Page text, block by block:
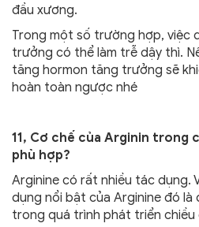
đầu xương.
Trong một số trường hợp, việc
trưởng có thể làm trễ dậy thì.
tăng hormon tăng trưởng sẽ
hoàn toàn ngược nhé
11, Cơ chế của Arginin trong
phù hợp?
Arginine có rất nhiều tác dụng.
dụng nổi bật của Arginine đó
trong quá trình phát triển chiều